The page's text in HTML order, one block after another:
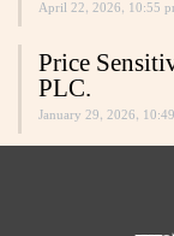
April 22, 2026, 10:55
Price
PLC.
January 29, 2026,